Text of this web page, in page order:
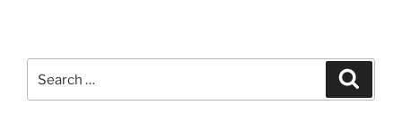
for: